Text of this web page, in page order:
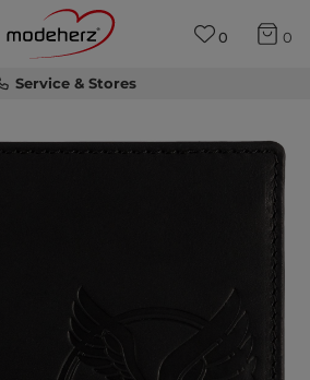
Service & Stores
0 0